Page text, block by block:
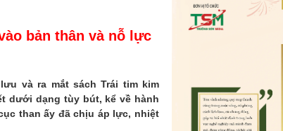
bản thân và nỗ lực
và ra mắt sách Trái tim kim
dưới dạng tùy bút, kể về hành
than ấy đã chịu áp lực, nhiệt